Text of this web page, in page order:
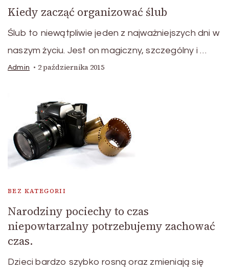
Kiedy zacząć organizować ślub
Ślub to niewątpliwie jeden z najważniejszych dni w
naszym życiu. Jest on magiczny, szczególny i …
Admin 2 października 2015
BEZ KATEGORII
Narodziny pociechy to czas
niepowtarzalny potrzebujemy zachować
czas.
Dzieci bardzo szybko rosną oraz zmieniają się